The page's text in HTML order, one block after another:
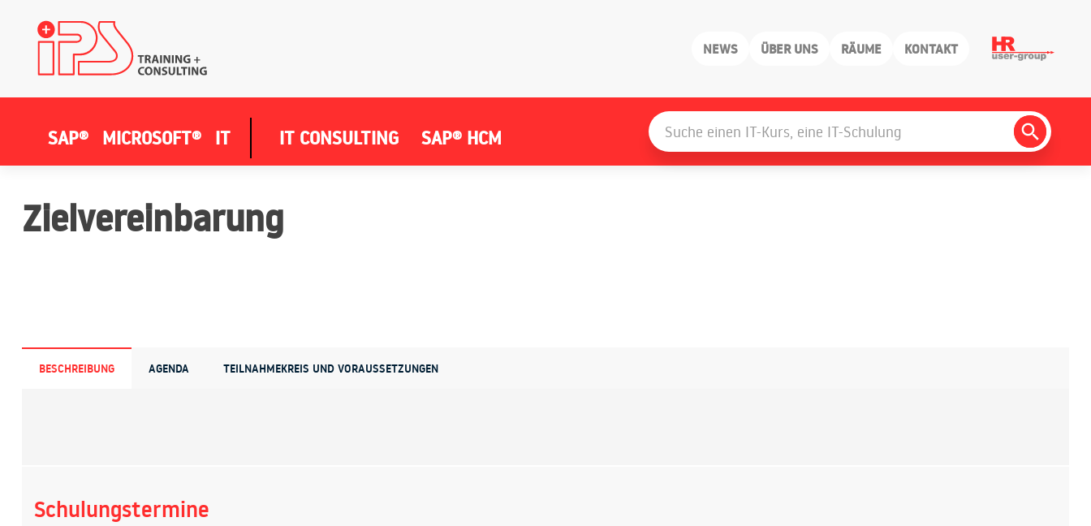
NEWS ÜBER UNS RÄUME KONTAKT
SAP® MICROSOFT® IT IT CONSULTING SAP® HCM
Search
Search
Button
Zielvereinbarung
BESCHREIBUNG AGENDA TEILNAHMEKREIS UND VORAUSSETZUNGEN
Schulungstermine